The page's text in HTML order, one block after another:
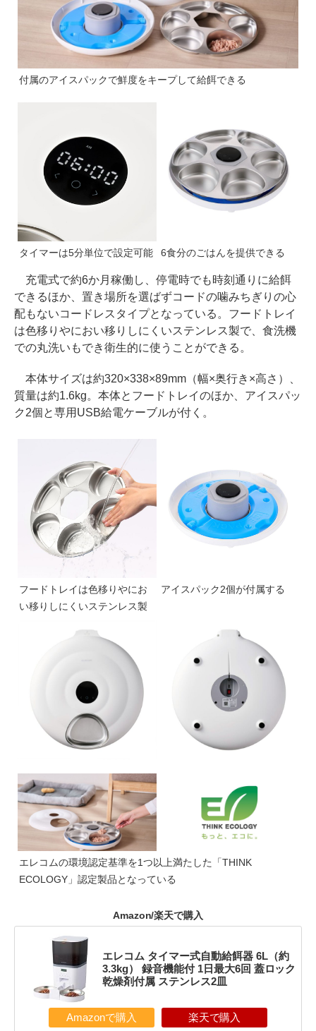
付属のアイスパックで鮮度をキープして給餌できる
タイマーは5分単位で設定可能 6食分のごはんを提供できる
充電式で約6か月稼働し、停電時でも時刻通りに給餌
できるほか、置き場所を選ばずコードの噛みちぎりの心
配もないコードレスタイプとなっている。フードトレイ
は色移りやにおい移りしにくいステンレス製で、食洗機
での丸洗いもでき衛生的に使うことができる。
本体サイズは約320×338×89mm（幅×奥行き×高さ）、
質量は約1.6kg。本体とフードトレイのほか、アイスパッ
ク2個と専用USB給電ケーブルが付く。
フードトレイは色移りやにお
い移りしにくいステンレス製
アイスパック2個が付属する
エレコムの環境認定基準を1つ以上満たした「THINK
ECOLOGY」認定製品となっている
Amazon/楽天で購入
エレコム タイマー式自動給餌器 6L（約
3.3kg） 録音機能付 1日最大6回 蓋ロック
乾燥剤付属 ステンレス2皿
Amazonで購入 楽天で購入